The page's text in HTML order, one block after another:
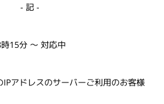
- 記 -
15分 ～ 対応中
アドレスのサーバーご利用のお客様